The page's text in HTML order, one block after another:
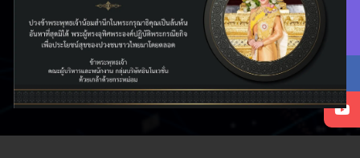
Operate Efficiently And Effectively.